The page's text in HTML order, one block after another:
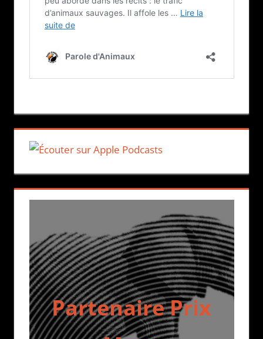
Partenaire Prix